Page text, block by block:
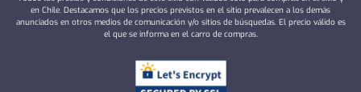
en Chile. Destacamos que los precios previstos en el sitio prevalecen a los demás
anunciados en otros medios de comunicación y/o sitios de búsquedas. El precio válido es
el que se informa en el carro de compras.